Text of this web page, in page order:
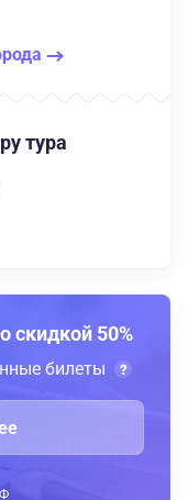
тура
скидкой 50%
билеты